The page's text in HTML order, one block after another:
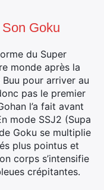
Goku
du Super
monde après la
pour arriver au
pas le premier
l’a fait avant
mode SSJ2 (Supa
Goku se multiplie
plus pointus et
corps s’intensifie
crépitantes.